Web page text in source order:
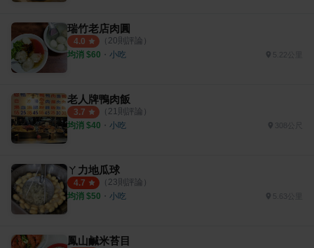
瑞竹老店肉圓
4.0 （ 20則評論）
均消 $60 ・ 小吃 5.22公里
老人牌鴨肉飯
3.7 （ 21 則評論）
均消 $40 ・ 小吃
ㄚ力地瓜球
4.7 （ 23則評論）
均消 $50 ・ 小吃 5.63公里
鳳山鹹米苔目